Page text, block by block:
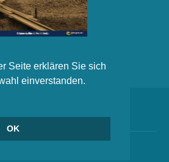
Seite erklären Sie sich
einverstanden.
OK